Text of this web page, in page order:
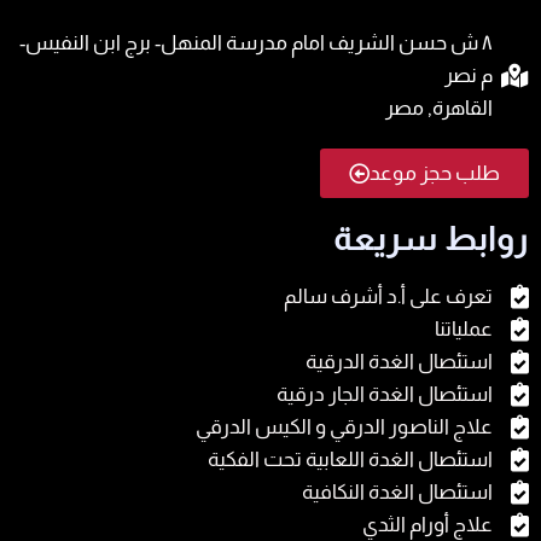
٨ ش حسن الشريف امام مدرسة المنهل- برج ابن النفيس-
م نصر
القاهرة, مصر
طلب حجز موعد
روابط سريعة
تعرف على أ.د أشرف سالم
عملياتنا
استئصال الغدة الدرقية
استئصال الغدة الجار درقية
علاج الناصور الدرقي و الكيس الدرقي
استئصال الغدة اللعابية تحت الفكية
استئصال الغدة النكافية
علاج أورام الثدي